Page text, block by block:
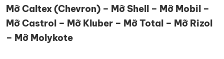
Mỡ Caltex (Chevron) – Mỡ Shell – Mỡ Mobil –
Mỡ Castrol – Mỡ Kluber – Mỡ Total – Mỡ Rizol
– Mỡ Molykote